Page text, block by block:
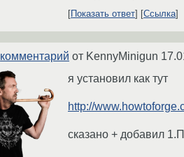
Показать ответ
Ссылка
комментарий от KennyMinigun
я установил как тут
http://
сказано + добавил